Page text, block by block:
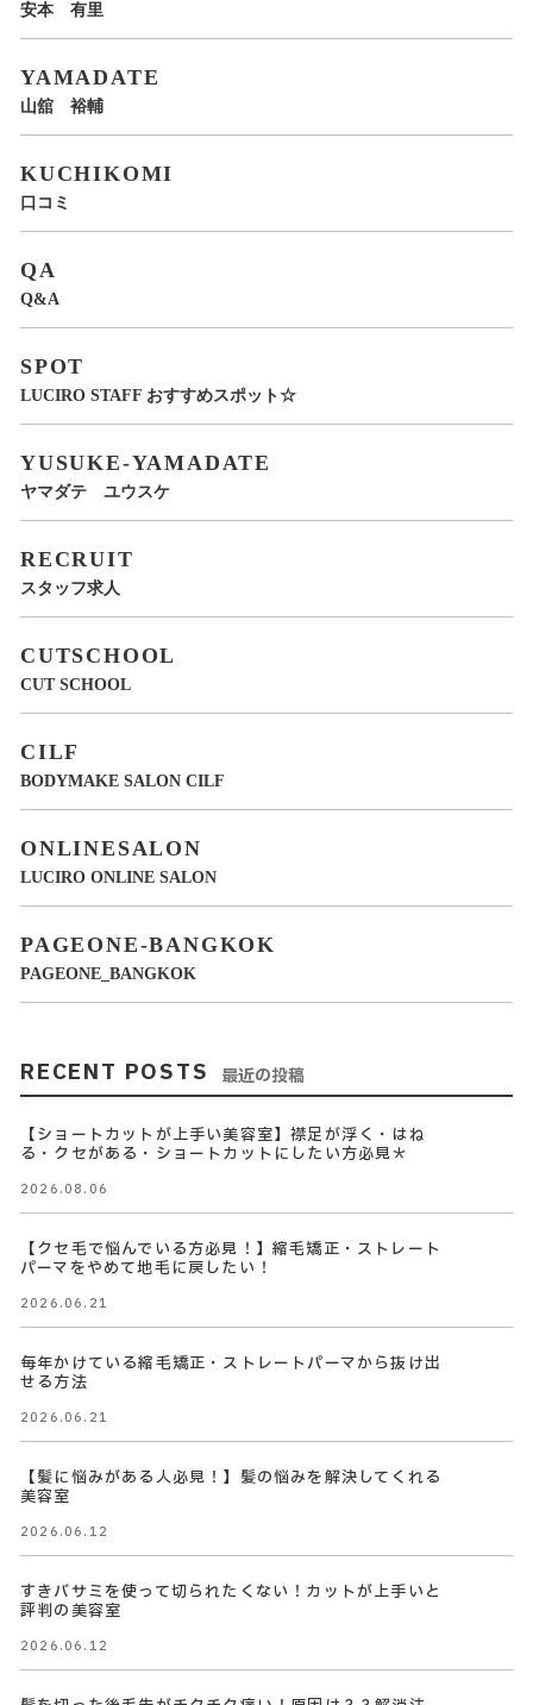
安本 有里
YAMADATE
山舘 裕輔
KUCHIKOMI
口コミ
QA
Q&A
SPOT
LUCIRO STAFF おすすめスポット☆
YUSUKE-YAMADATE
ヤマダテ ユウスケ
RECRUIT
スタッフ求人
CUTSCHOOL
CUT SCHOOL
CILF
BODYMAKE SALON CILF
ONLINESALON
LUCIRO ONLINE SALON
PAGEONE-BANGKOK
PAGEONE_BANGKOK
RECENT POSTS 最近の投稿
【ショートカットが上手い美容室】襟足が浮く・はね
る・クセがある・ショートカットにしたい方必見＊
2026.08.06
【クセ毛で悩んでいる方必見！】縮毛矯正・ストレート
パーマをやめて地毛に戻したい！
2026.06.21
毎年かけている縮毛矯正・ストレートパーマから抜け出
せる方法
2026.06.21
【髪に悩みがある人必見！】髪の悩みを解決してくれる
美容室
2026.06.12
すきバサミを使って切られたくない！カットが上手いと
評判の美容室
2026.06.12